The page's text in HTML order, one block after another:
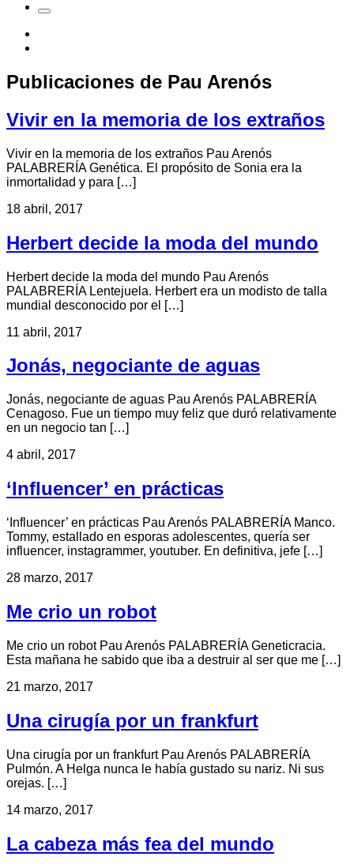
Publicaciones de Pau Arenós
Vivir en la memoria de los extraños
Vivir en la memoria de los extraños Pau Arenós
PALABRERÍA Genética. El propósito de Sonia era la
inmortalidad y para […]
18 abril, 2017
Herbert decide la moda del mundo
Herbert decide la moda del mundo Pau Arenós
PALABRERÍA Lentejuela. Herbert era un modisto de talla
mundial desconocido por el […]
11 abril, 2017
Jonás, negociante de aguas
Jonás, negociante de aguas Pau Arenós PALABRERÍA
Cenagoso. Fue un tiempo muy feliz que duró relativamente
en un negocio tan […]
4 abril, 2017
‘Influencer’ en prácticas
‘Influencer’ en prácticas Pau Arenós PALABRERÍA Manco.
Tommy, estallado en esporas adolescentes, quería ser
influencer, instagrammer, youtuber. En definitiva, jefe […]
28 marzo, 2017
Me crio un robot
Me crio un robot Pau Arenós PALABRERÍA Geneticracia.
Esta mañana he sabido que iba a destruir al ser que me […]
21 marzo, 2017
Una cirugía por un frankfurt
Una cirugía por un frankfurt Pau Arenós PALABRERÍA
Pulmón. A Helga nunca le había gustado su nariz. Ni sus
orejas. […]
14 marzo, 2017
La cabeza más fea del mundo